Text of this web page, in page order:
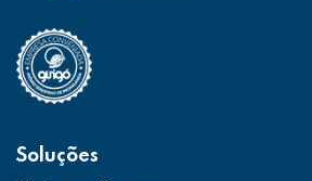
Soluções